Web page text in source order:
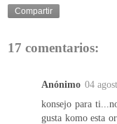
Compartir
17 comentarios:
Anónimo 04
konsejo para
gusta komo esta